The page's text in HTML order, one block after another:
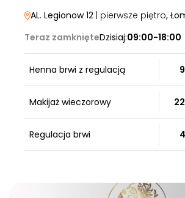
AL. Legionow 12 | pierwsze piętro,
Teraz zamknięteDzisiaj:09:00-18:00
Henna brwi z regulacją
Makijaż wieczorowy
Regulacja brwi